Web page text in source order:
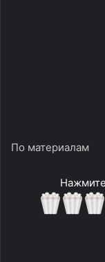
По материалам